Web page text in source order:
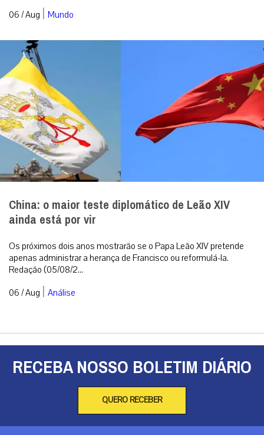
06 / Aug | Mundo
China: o maior teste diplomático de Leão XIV
ainda está por vir
Os próximos dois anos mostrarão se o Papa Leão XIV pretende
apenas administrar a herança de Francisco ou reformulá-la.
Redação (05/08/2...
06 / Aug | Análise
RECEBA NOSSO BOLETIM DIÁRIO
QUERO RECEBER